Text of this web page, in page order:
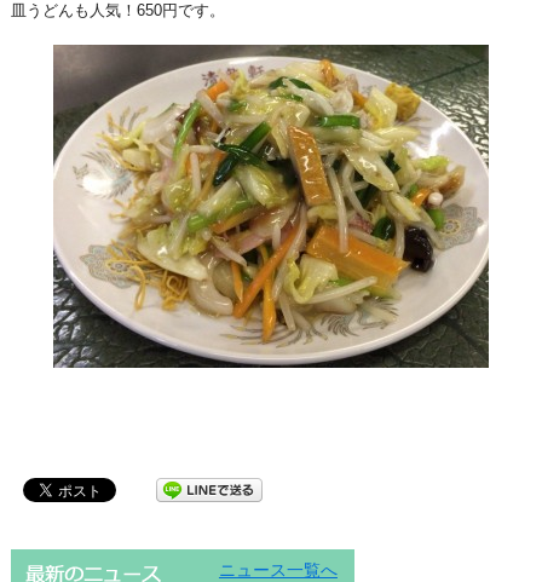
皿うどんも人気！650円です。
ニュース一覧へ